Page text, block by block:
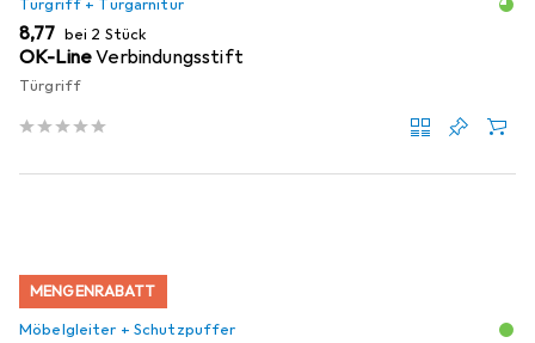
Türgriff + Türgarnitur
EUR
8,77 bei 2 Stück
OK-LineVerbindungsstift
Türgriff
MENGENRABATT
Möbelgleiter + Schutzpuffer